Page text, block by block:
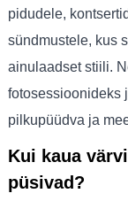
pidudele,
sündmustele, kus
ainulaadset stiili.
fotosessioonideks
pilkupüüdva ja
Kui kaua
püsivad?